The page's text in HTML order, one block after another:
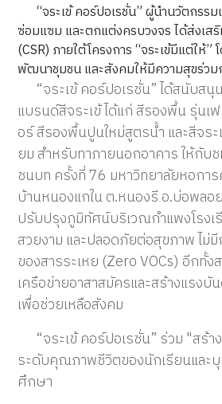
“จระเข้ คอร์ปอเรชั่น” ผู้นำนวัตกรรม
ซ่อมแซม และตกแต่งครบวงจร ได้ส่งเส
(CSR) ภายใต้โครงการ “จระเข้มีแต่ให้”
พัฒนาชุมชน และสังคมให้มีความสุขร่ว
“จระเข้ คอร์ปอเรชั่น” ได้สนับส
แบรนด์สีจระเข้ ได้แก่ สีรองพื้น รุ่นเ
อร์ สีรองพื้นปูนใหม่สูตรน้ำ และสีจร
ยม สำหรับทาภายนอกอาคาร ให้กั
ชนบท ครั้งที่ 76 มหาวิทยาลัยหอกา
บ้านหนองแกใน ต.หนองรี อ.บ่อพล
ปรับปรุงภูมิทัศน์บริเวณกำแพงโรงเ
สวยงาม และปลอดภัยต่อสุขภาพ ไม่
ของสารระเหย (Zero VOCs) อีกทั้
เครือข่ายอาสาสมัครและสร้างแรงบั
เพื่อช่วยเหลือสังคม
“จระเข้ คอร์ปอเรชั่น” ร่วม "สร้า
ระดับคุณภาพชีวิตของนักเรียนและ
ศึกษา